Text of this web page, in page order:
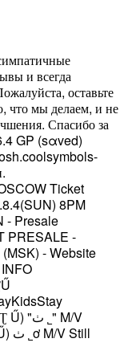
и всегда
оставьте
что мы делаем, и не
Спасибо за
GP (sαved)
Ticket
8PM
- Presale
PRESALE -
- Website
Ű
Ʈ Ű) "ٺ " M/V
) ٺ ˾ơ M/V Still